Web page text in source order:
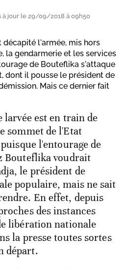
à jour le 29/09/2018 à 09h50
l'armée, mis hors
la gendarmerie et les services
de Bouteflika s'attaque
dont il pousse le président de
Mais ce dernier fait
larvée est en train de
sommet de l'Etat
l'entourage de
Bouteflika voudrait
le président de
populaire, mais ne sait
En effet, depuis
des instances
libération nationale
la presse toutes sortes
départ.